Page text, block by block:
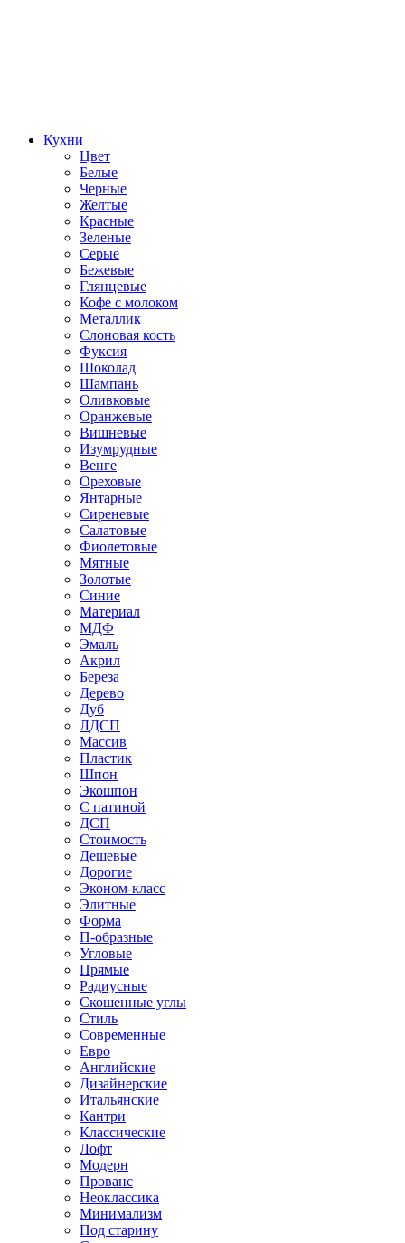
Кухни
Цвет
Белые
Черные
Желтые
Красные
Зеленые
Серые
Бежевые
Глянцевые
Кофе с молоком
Металлик
Слоновая кость
Фуксия
Шоколад
Шампань
Оливковые
Оранжевые
Вишневые
Изумрудные
Венге
Ореховые
Янтарные
Сиреневые
Салатовые
Фиолетовые
Мятные
Золотые
Синие
Материал
МДФ
Эмаль
Акрил
Береза
Дерево
Дуб
ЛДСП
Массив
Пластик
Шпон
Экошпон
С патиной
ДСП
Стоимость
Дешевые
Дорогие
Эконом-класс
Элитные
Форма
П-образные
Угловые
Прямые
Радиусные
Скошенные углы
Стиль
Современные
Евро
Английские
Дизайнерские
Итальянские
Кантри
Классические
Лофт
Модерн
Прованс
Неоклассика
Минимализм
Под старину